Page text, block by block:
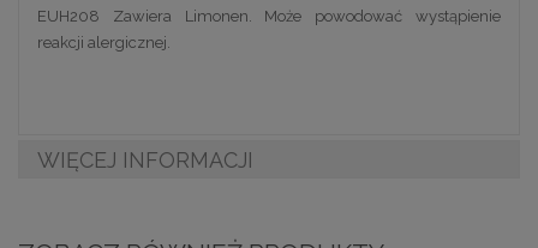
EUH208 Zawiera Limonen. Może powodować wystąpienie
reakcji alergicznej.
WIĘCEJ INFORMACJI